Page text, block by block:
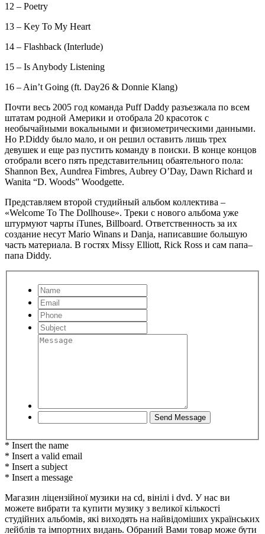
12 – Poetry
13 – Key To My Heart
14 – Flashback (Interlude)
15 – Is Anybody Listening
16 – Ain’t Going (ft. Day26 & Donnie Klang)
Почти весь 2005 год команда Puff Daddy разъезжала по всем
штатам родной Америки и отобрала 20 красоток с
необычайными вокальными и физиометрическими данными.
Но P.Diddy было мало, и он решил оставить лишь трех
девушек и еще раз пустить команду в поиски. В конце концов
отобрали всего пять представительниц обаятельного пола:
Shannon Bex, Aundrea Fimbres, Aubrey O’Day, Dawn Richard и
Wanita “D. Woods” Woodgette.
Представляем второй студийный альбом коллектива –
«Welcome To The Dollhouse». Треки с нового альбома уже
штурмуют чарты iTunes, Billboard. Ответственность за их
создание несут Mario Winans и Danja, написавшие большую
часть материала. В гостях Missy Elliott, Rick Ross и сам папа–
папа Diddy.
* Insert the name
* Insert a valid email
* Insert a subject
* Insert a message
Магазин ліцензійної музики на cd, вінілі і dvd. У нас ви
можете вибрати та купити музику з великої кількості
студійних альбомів, які виходять на найвідоміших українських
лейблів та імпортних видань. Обраний Вами товар може бути